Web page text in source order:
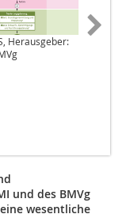
Herausgeber:
und des BMVg
wesentliche